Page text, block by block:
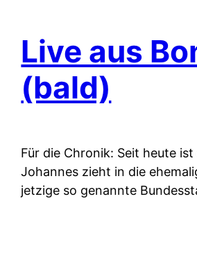
Live aus
(bald)
Für die Chronik: Seit heute
Johannes zieht in die
jetzige so genannte